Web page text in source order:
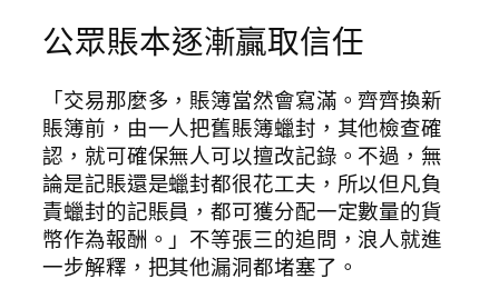
公眾賬本逐漸贏取信任
「交易那麼多，賬簿當然會寫滿。齊齊換新
賬簿前，由一人把舊賬簿蠟封，其他檢查確
認，就可確保無人可以擅改記錄。不過，無
論是記賬還是蠟封都很花工夫，所以但凡負
責蠟封的記賬員，都可獲分配一定數量的貨
幣作為報酬。」不等張三的追問，浪人就進
一步解釋，把其他漏洞都堵塞了。